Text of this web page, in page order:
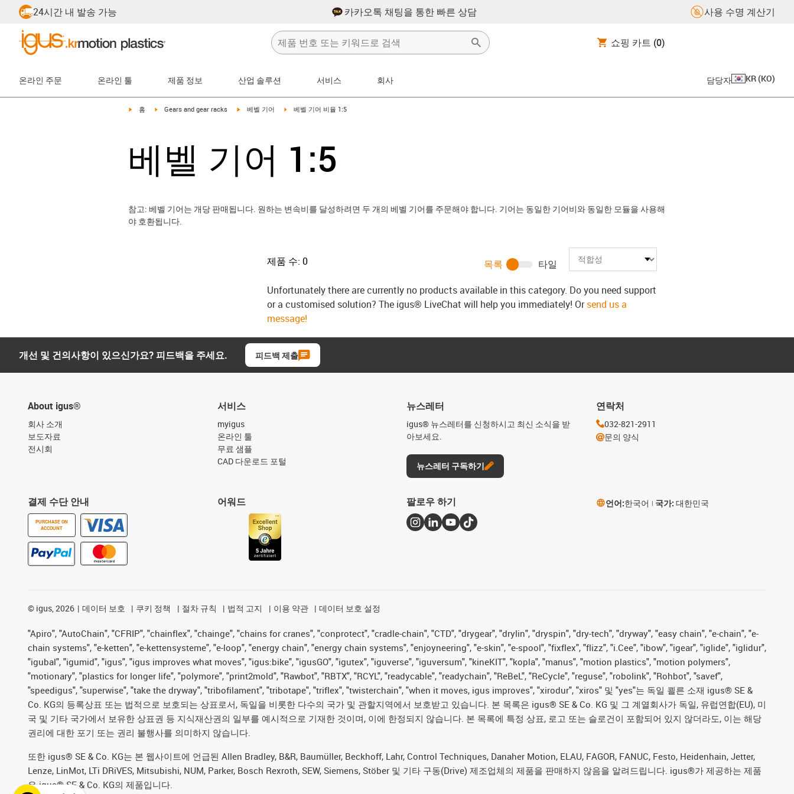
24시간 내 발송 가능 카카오톡 채팅을 통한 빠른 상담 사용 수명 계산기
쇼핑 카트 (0)
온라인 주문 온라인 툴 제품 정보 산업 솔루션 서비스 회사 담당자 KR (KO)
igus-icon-arrow-right
홈 igus-icon-arrow-right
Gears and gear racks igus-icon-arrow-right
베벨 기어 igus-icon-arrow-right
베벨 기어 비율 1:5
베벨 기어 1:5
참고: 베벨 기어는 개당 판매됩니다. 원하는 변속비를 달성하려면 두 개의 베벨 기어를 주문해야 합니다. 기어는 동일한 기어비와 동일한 모듈을 사용해
야 호환됩니다.
제품 수: 0 목록
타일
Unfortunately there are currently no products available in this category. Do you need support
or a customised solution? The igus® LiveChat will help you immediately! Orsend us a
message!
개선 및 건의사항이 있으신가요? 피드백을 주세요. 피드백 제출
About igus®
회사 소개
보도자료
전시회
결제 수단 안내
PURCHASE ON
ACCOUNT
서비스
myigus
온라인 툴
무료 샘플
CAD 다운로드 포털
어워드
뉴스레터
igus® 뉴스레터를 신청하시고 최신 소식을 받
아보세요.
뉴스레터 구독하기
연락처
032-821-2911
문의 양식
팔로우 하기 언어:한국어 국가: 대한민국
© igus, 2026 데이터 보호 쿠키 정책 절차 규칙 법적 고지 이용 약관 데이터 보호 설정
"Apiro", "AutoChain", "CFRIP", "chainflex", "chainge", "chains for cranes", "conprotect", "cradle-chain", "CTD", "drygear", "drylin", "dryspin", "dry-tech", "dryway", "easy chain", "e-chain", "e-
chain systems", "e-ketten", "e-kettensysteme", "e-loop", "energy chain", "energy chain systems", "enjoyneering", "e-skin", "e-spool", "fixflex", "flizz", "i.Cee", "ibow", "igear", "iglide", "iglidur",
"igubal", "igumid", "igus", "igus improves what moves", "igus:bike", "igusGO", "igutex", "iguverse", "iguversum", "kineKIT", "kopla", "manus", "motion plastics", "motion polymers",
"motionary", "plastics for longer life", "polymore", "print2mold", "Rawbot", "RBTX", "RCYL", "readycable", "readychain", "ReBeL", "ReCycle", "reguse", "robolink", "Rohbot", "savef",
"speedigus", "superwise", "take the dryway", "tribofilament", "tribotape", "triflex", "twisterchain", "when it moves, igus improves", "xirodur", "xiros" 및 "yes"는 독일 쾰른 소재 igus® SE &
Co. KG의 등록상표 또는 법적으로 보호되는 상표로서, 독일을 비롯한 다수의 국가 및 관할지역에서 보호받고 있습니다. 본 목록은 igus® SE & Co. KG 및 그 계열회사가 독일, 유럽연합(EU), 미
국 및 기타 국가에서 보유한 상표권 등 지식재산권의 일부를 예시적으로 기재한 것이며, 이에 한정되지 않습니다. 본 목록에 특정 상표, 로고 또는 슬로건이 포함되어 있지 않더라도, 이는 해당
권리에 대한 포기 또는 권리 불행사를 의미하지 않습니다.
또한 igus® SE & Co. KG는 본 웹사이트에 언급된 Allen Bradley, B&R, Baumüller, Beckhoff, Lahr, Control Techniques, Danaher Motion, ELAU, FAGOR, FANUC, Festo, Heidenhain, Jetter,
Lenze, LinMot, LTi DRiVES, Mitsubishi, NUM, Parker, Bosch Rexroth, SEW, Siemens, Stöber 및 기타 구동(Drive) 제조업체의 제품을 판매하지 않음을 알려드립니다. igus®가 제공하는 제품
은 igus® SE & Co. KG의 제품입니다.